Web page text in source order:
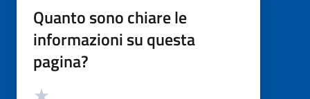
Quanto sono chiare le
informazioni su questa
pagina?
Valutazione